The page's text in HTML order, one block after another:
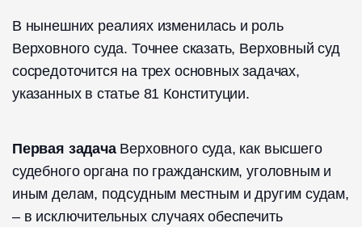
В нынешних реалиях изменилась и роль
Верховного суда. Точнее сказать, Верховный суд
сосредоточится на трех основных задачах,
указанных в статье 81 Конституции.
Первая задачаВерховного суда, как высшего
судебного органа по гражданским, уголовным и
иным делам, подсудным местным и другим судам,
– в исключительных случаях обеспечить